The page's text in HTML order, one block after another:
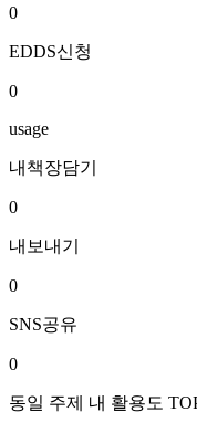
0
EDDS신청
0
usage
내책장담기
0
내보내기
0
SNS공유
0
동일 주제 내 활용도